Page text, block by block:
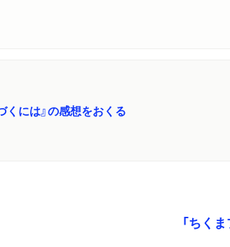
くには』の感想をおくる
「ちく